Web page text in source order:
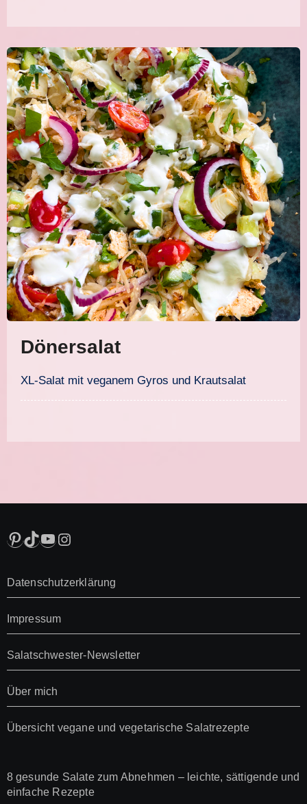
Dönersalat
XL-Salat mit veganem Gyros und Krautsalat
Pinterest
TikTok
YouTube
Instagram
Datenschutzerklärung
Impressum
Salatschwester-Newsletter
Über mich
Übersicht vegane und vegetarische Salatrezepte
8 gesunde Salate zum Abnehmen – leichte, sättigende und
einfache Rezepte